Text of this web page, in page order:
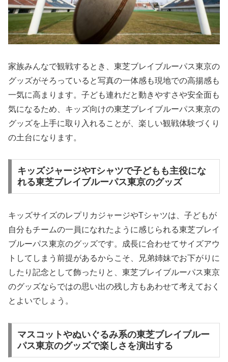
家族みんなで観戦するとき、東芝ブレイブルーパス東京の
グッズがそろっていると写真の一体感も現地での高揚感も
一気に高まります。子ども連れだと動きやすさや安全面も
気になるため、キッズ向けの東芝ブレイブルーパス東京の
グッズを上手に取り入れることが、楽しい観戦体験づくり
の土台になります。
キッズジャージやTシャツで子どもも主役にな
れる東芝ブレイブルーパス東京のグッズ
キッズサイズのレプリカジャージやTシャツは、子どもが
自分もチームの一員になれたように感じられる東芝ブレイ
ブルーパス東京のグッズです。成長に合わせてサイズアウ
トしてしまう前提があるからこそ、兄弟姉妹でお下がりに
したり記念として飾ったりと、東芝ブレイブルーパス東京
のグッズならではの思い出の残し方もあわせて考えておく
とよいでしょう。
マスコットやぬいぐるみ系の東芝ブレイブルー
パス東京のグッズで楽しさを演出する